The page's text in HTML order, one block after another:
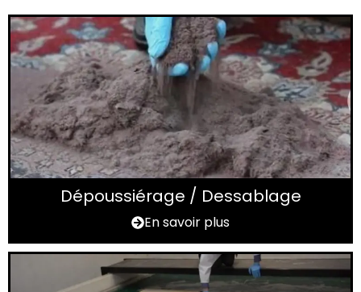
Dépoussiérage / Dessablage
En savoir plus